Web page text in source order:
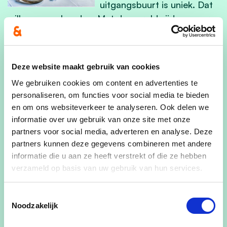
Deze website maakt gebruik van cookies
We gebruiken cookies om content en advertenties te
personaliseren, om functies voor social media te bieden
en om ons websiteverkeer te analyseren. Ook delen we
informatie over uw gebruik van onze site met onze
partners voor social media, adverteren en analyse. Deze
partners kunnen deze gegevens combineren met andere
informatie die u aan ze heeft verstrekt of die ze hebben
verzameld op basis van uw gebruik van hun services.
Noodzakelijk
uitgangsbuurt is uniek. Dat
willen we zo houden. Met de wereldwijde opmars
van drugs en de steeds makkelijker toegang
ertoe, groeit ook de bezorgdheid over de
met politie en horeca-uitbaters willen we werk
maken van eendrugsactieplan. Voor gezond en
veilig uitgaan in Zele!
Sport- en Wandelpark Ter
Elst biedt ruimte voor tal
van sport- en
ontspanningsactiviteiten,
maar de infrastructuur is fel verouderd en aan
masterplan
. Daarin maken we samen